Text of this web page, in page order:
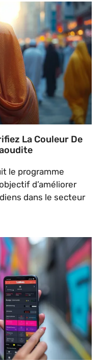
La Couleur De
le programme
d’améliorer
dans le secteur